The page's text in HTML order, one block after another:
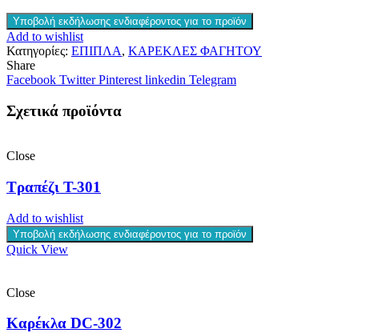
Υποβολή εκδήλωσης ενδιαφέροντος για το προϊόν
Add to wishlist
Κατηγορίες: ΕΠΙΠΛΑ, ΚΑΡΕΚΛΕΣ ΦΑΓΗΤΟΥ
Share
Facebook Twitter Pinterest linkedin Telegram
Σχετικά προϊόντα
Close
Τραπέζι T-301
Add to wishlist
Υποβολή εκδήλωσης ενδιαφέροντος για το προϊόν
Quick View
Close
Καρέκλα DC-302